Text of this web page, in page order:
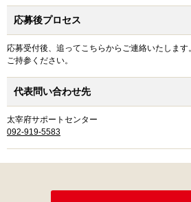
応募後プロセス
応募受付後、追ってこちらからご連絡いたしま
ご持参ください。
代表問い合わせ先
太宰府サポートセンター
092-919-5583